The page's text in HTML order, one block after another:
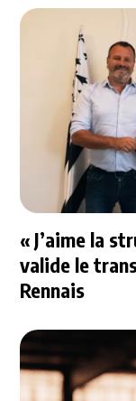
« J’aime la
valide le
Rennais